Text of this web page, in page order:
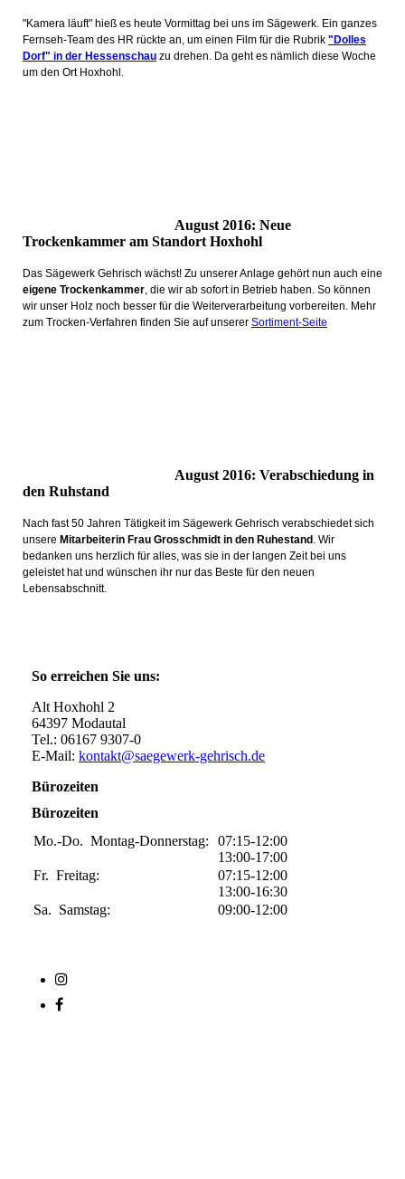
"Kamera läuft" hieß es heute Vormittag bei uns im Sägewerk. Ein ganzes
Fernseh-Team des HR rückte an, um einen Film für die Rubrik "Dolles
Dorf" in der Hessenschau zu drehen. Da geht es nämlich diese Woche
um den Ort Hoxhohl.
August 2016: Neue
Trockenkammer am Standort Hoxhohl
Das Sägewerk Gehrisch wächst! Zu unserer Anlage gehört nun auch eine
eigene Trockenkammer , die wir ab sofort in Betrieb haben. So können
wir unser Holz noch besser für die Weiterverarbeitung vorbereiten. Mehr
zum Trocken-Verfahren finden Sie auf unserer Sortiment-Seite
August 2016: Verabschiedung in
den Ruhstand
Nach fast 50 Jahren Tätigkeit im Sägewerk Gehrisch verabschiedet sich
unsere Mitarbeiterin Frau Grosschmidt in den Ruhestand . Wir
bedanken uns herzlich für alles, was sie in der langen Zeit bei uns
geleistet hat und wünschen ihr nur das Beste für den neuen
Lebensabschnitt.
So erreichen Sie uns:
Alt Hoxhohl 2
64397 Modautal
Tel.: 06167 9307-0
E-Mail: kontakt@saegewerk-gehrisch.de
Bürozeiten
Bürozeiten
Mo.-Do. Montag-Donnerstag:
07:15-12:00
13:00-17:00
Fr. Freitag:
07:15-12:00
13:00-16:30
Sa. Samstag: 09:00-12:00